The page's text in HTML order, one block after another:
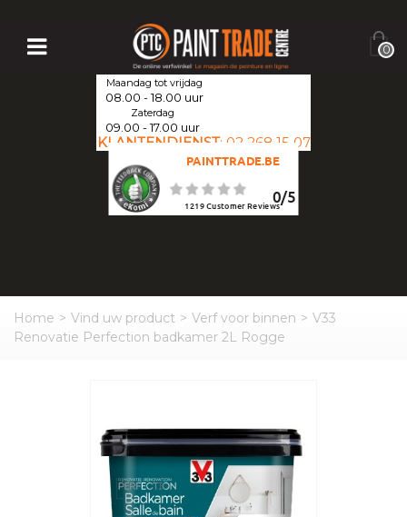
0
Maandag tot vrijdag
08.00 - 18.00 uur
Zaterdag
09.00 - 17.00 uur
KLANTENDIENST: 02 268 15 07
PAINTTRADE.BE
0/5
1219Customer Reviews
Home > Vind uw product > Verf voor binnen > V33
Renovatie Perfection badkamer 2L Rogge